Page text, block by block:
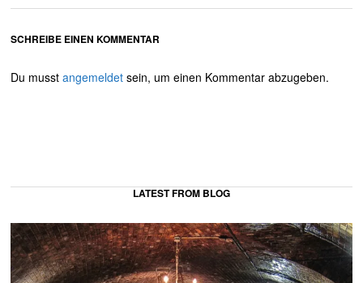
SCHREIBE EINEN KOMMENTAR
Du musstangemeldet sein, um einen Kommentar abzugeben.
LATEST FROM BLOG